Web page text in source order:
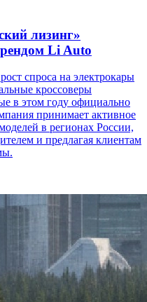
лизинг»
Li Auto
спроса на электрокары
кроссоверы
в этом году официально
принимает активное
в регионах России,
и предлагая клиентам